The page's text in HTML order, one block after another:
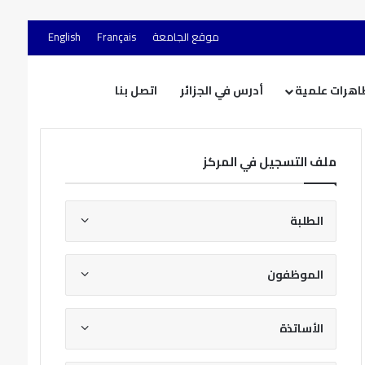
موقع الجامعة Français
English
علمية أدرس في الجزائر اتصل بنا
ملف التسجيل في المركز
الطلبة
الموظفون
الأساتذة